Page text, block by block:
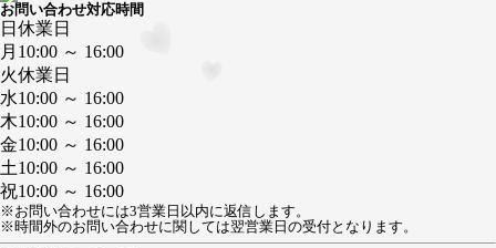
お問い合わせ対応時間
日 休業日
月 10:00 ～ 16:00
火休業日
水10:00 ～ 16:00
木10:00 ～ 16:00
金10:00 ～ 16:00
土10:00 ～ 16:00
祝10:00 ～ 16:00
※お問い合わせには3営業日以内に返信します。
※時間外のお問い合わせに関しては翌営業日の受付となります。